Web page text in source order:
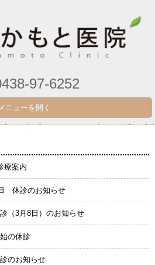
97-6252
ニューを開く
療案内
休診のお知らせ
（3月8日）のお知らせ
の休診
のお知らせ